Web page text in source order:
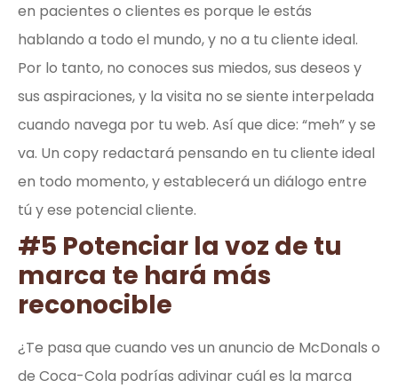
en pacientes o clientes es porque le estás
hablando a todo el mundo, y no a tu cliente ideal.
Por lo tanto, no conoces sus miedos, sus deseos y
sus aspiraciones, y la visita no se siente interpelada
cuando navega por tu web. Así que dice: “meh” y se
va. Un copy redactará pensando en tu cliente ideal
en todo momento, y establecerá un diálogo entre
tú y ese potencial cliente.
#5 Potenciar la voz de tu
marca te hará más
reconocible
¿Te pasa que cuando ves un anuncio de McDonals o
de Coca-Cola podrías adivinar cuál es la marca